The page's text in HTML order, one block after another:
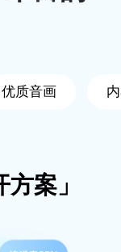
优质音画
案」